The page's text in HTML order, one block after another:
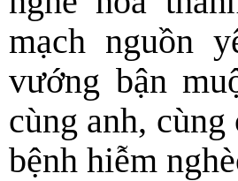
mạch nguồn
vướng bận
cùng anh,
bệnh hiễm